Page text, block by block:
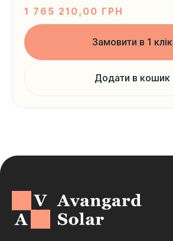
1 765 210,00 ГРН
Замовити в 1 клік
Додати в кошик